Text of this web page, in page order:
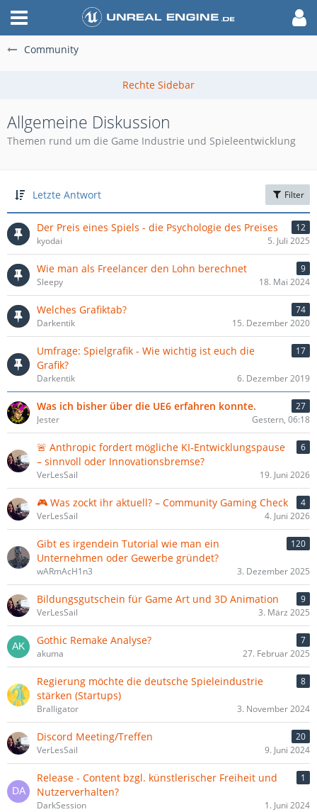
Community
Allgemeine Diskussion
Themen rund um die Game Industrie und Spieleentwicklung
Letzte Antwort Filter
Der Preis eines Spiels - die Psychologie des Preises
12
kyodai
5. Juli 2025
Wie man als Freelancer den Lohn berechnet
9
Sleepy
18. Mai 2024
Welches Grafiktab?
74
Darkentik
15. Dezember 2020
Umfrage: Spielgrafik - Wie wichtig ist euch die
Grafik?
17
Darkentik 6. Dezember 2019
Was ich bisher über die UE6 erfahren konnte.
27
Jester
Gestern, 06:18
🚨 Anthropic fordert mögliche KI-Entwicklungspause
– sinnvoll oder Innovationsbremse?
6
VerLesSail 19. Juni 2026
🎮 Was zockt ihr aktuell? – Community Gaming Check
4
VerLesSail
4. Juni 2026
Gibt es irgendein Tutorial wie man ein
Unternehmen oder Gewerbe gründet?
120
wARmAcH1n3 3. Dezember 2025
Bildungsgutschein für Game Art und 3D Animation
9
VerLesSail
3. März 2025
Gothic Remake Analyse?
7
akuma
27. Februar 2025
Regierung möchte die deutsche Spieleindustrie
stärken (Startups)
8
Bralligator 3. November 2024
Discord Meeting/Treffen
20
VerLesSail
9. Juni 2024
Release - Content bzgl. künstlerischer Freiheit und
Nutzerverhalten?
1
DarkSession 1. Juni 2024